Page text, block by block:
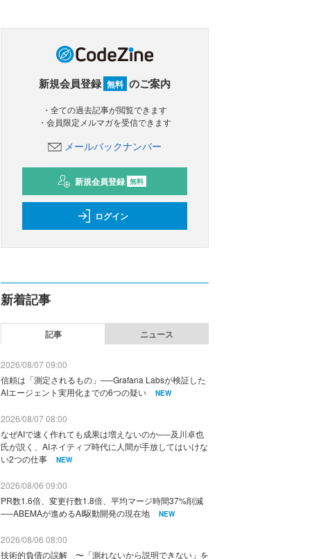
新規会員登録 無料 のご案内
・全ての過去記事が閲覧できます
・会員限定メルマガを受信できます
メールバックナンバー
新規会員登録 無料
ログイン
新着記事
記事 ニュース
2026/08/07 09:00
信頼は「測定されるもの」──Grafana Labsが検証した
AIエージェント実用化までの6つの疑い
NEW
2026/08/07 08:00
なぜAIで速く作れても成果は増えないのか──及川卓也
氏が説く、AIネイティブ時代に人間が手放してはいけな
い2つの仕事
NEW
2026/08/06 09:00
PR数1.6倍、変更行数1.8倍、平均マージ時間37%削減
──ABEMAが進めるAI駆動開発の現在地
NEW
2026/08/06 08:00
技術的負債の誤解 〜「測れないから説明できない」を